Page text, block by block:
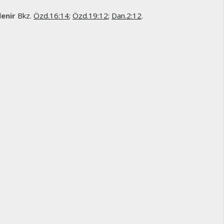
Bkz. Özd.16:14; Özd.19:12; Dan.2:12.